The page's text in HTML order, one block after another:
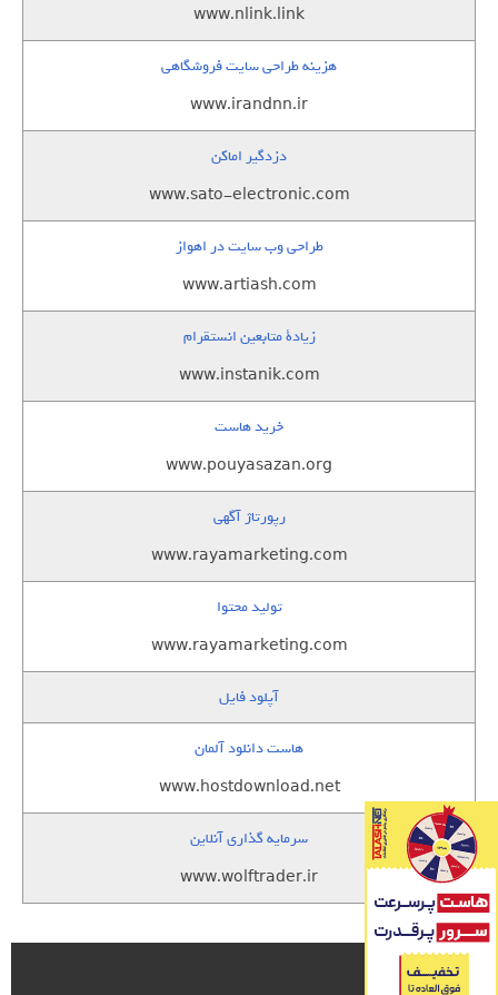
www.nlink.link
هزینه طراحی سایت فروشگاهی
www.irandnn.ir
دزدگیر اماکن
www.sato-electronic.com
طراحی وب سایت در اهواز
www.artiash.com
زيادة متابعين انستقرام
www.instanik.com
خرید هاست
www.pouyasazan.org
رپورتاژ آگهی
www.rayamarketing.com
تولید محتوا
www.rayamarketing.com
آپلود فایل
هاست دانلود آلمان
www.hostdownload.net
سرمایه گذاری آنلاین
www.wolftrader.ir